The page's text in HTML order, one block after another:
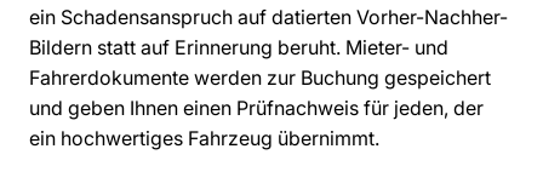
ein Schadensanspruch auf datierten Vorher-Nachher-
Bildern statt auf Erinnerung beruht. Mieter- und
Fahrerdokumente werden zur Buchung gespeichert
und geben Ihnen einen Prüfnachweis für jeden, der
ein hochwertiges Fahrzeug übernimmt.